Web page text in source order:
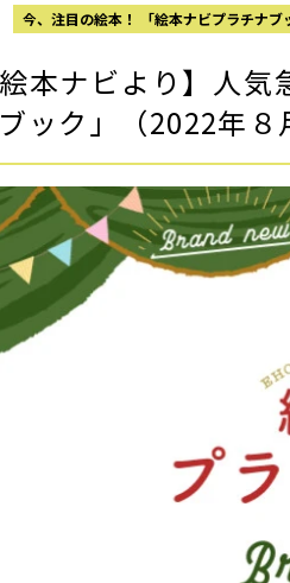
今、注目の絵本！ 「絵本ナビプラチナブ
絵本ナビより】人
ック」（2022年８